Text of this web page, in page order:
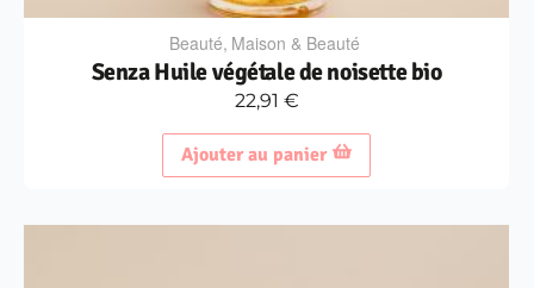
Beauté, Maison & Beauté
Senza Huile végétale de noisette bio
22,91 €
Ajouter au panier